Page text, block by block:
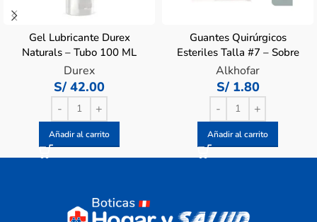
Gel Lubricante Durex
Naturals – Tubo 100 ML
Durex
S/ 42.00
Añadir al carrito
Guantes Quirúrgicos
Esteriles Talla #7 – Sobre
2 UN
Alkhofar
S/1.80
Añadir al carrito